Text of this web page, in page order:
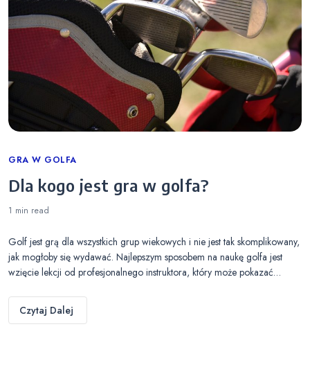
Categories
GRA W GOLFA
Dla kogo jest gra w golfa?
1 min read
Golf jest grą dla wszystkich grup wiekowych i nie jest tak skomplikowany,
jak mogłoby się wydawać. Najlepszym sposobem na naukę golfa jest
wzięcie lekcji od profesjonalnego instruktora, który może pokazać…
Czytaj Dalej